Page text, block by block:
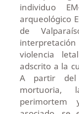
individuo
arqueológico
de
violencia
adscrito a la
A partir del
mortuoria,
perimortem